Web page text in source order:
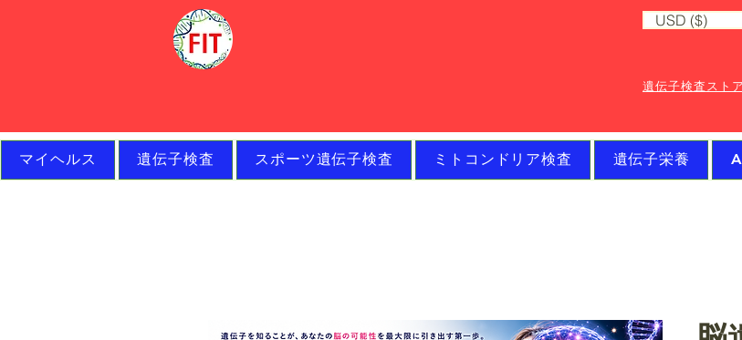
USD ($)
遺伝子検査ストア
マイヘルス 遺伝子検査 スポーツ遺伝子検査 ミトコンドリア検査 遺伝子栄養